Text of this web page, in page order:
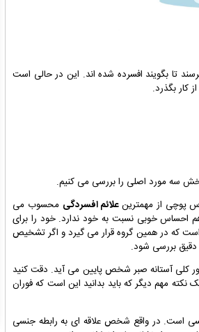
تا بگویند افسرده شده اند. این در حالی است
بگذرد.
بخش سه مورد اصلی را بررسی می کنیم.
پوچی از مهمترینعلائم افسردگی محسوب می
خوبی نسبت به خود ندارد. خود را برای
که در همین گروه قرار می گیرد و اگر تشخیص
بررسی شود.
آستانه صبر شخص پایین می آید. دقت کنید
نکته مهم دیگر که باید بدانید این است که فوران
است. در واقع شخص علاقه ای به رابطه جنسی